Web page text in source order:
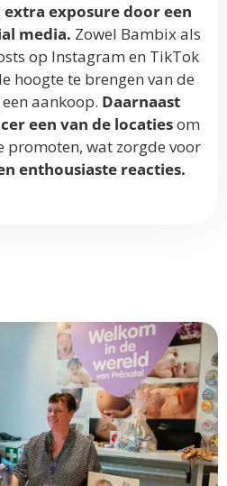
extra exposure door een
media. Zowel Bambix als
op Instagram en TikTok
hoogte te brengen van de
aankoop. Daarnaast
een van de locatiesom
promoten, wat zorgde voor
enthousiaste reacties.